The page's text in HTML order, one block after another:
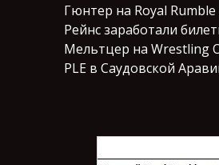
Гюнтер на Royal
Рейнс заработали
Мельтцер на Wrestling
PLE в Саудовской